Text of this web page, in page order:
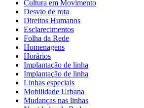
Cultura em Movimento
Desvio de rota
Direitos Humanos
Esclarecimentos
Folha da Rede
Homenagens
Horários
Implantação de linha
Implantação de linha
Linhas especiais
Mobilidade Urbana
Mudanças nas linhas